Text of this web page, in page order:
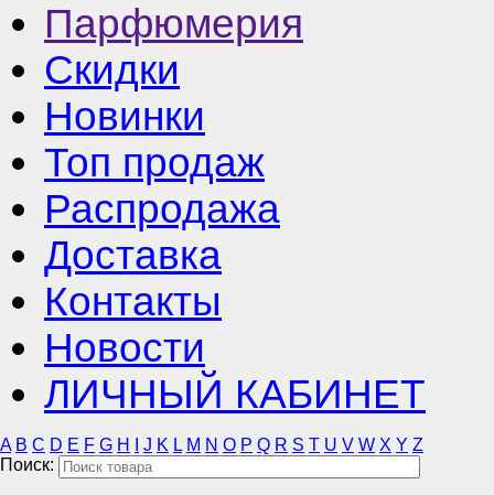
Парфюмерия
Скидки
Новинки
Топ продаж
Распродажа
Доставка
Контакты
Новости
ЛИЧНЫЙ КАБИНЕТ
A B C D E F G H J K L M N O P Q R S T U V W X Y Z
Поиск: